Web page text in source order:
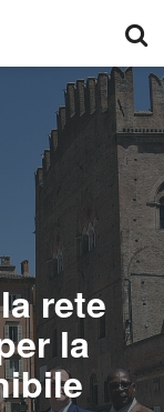
rete
la